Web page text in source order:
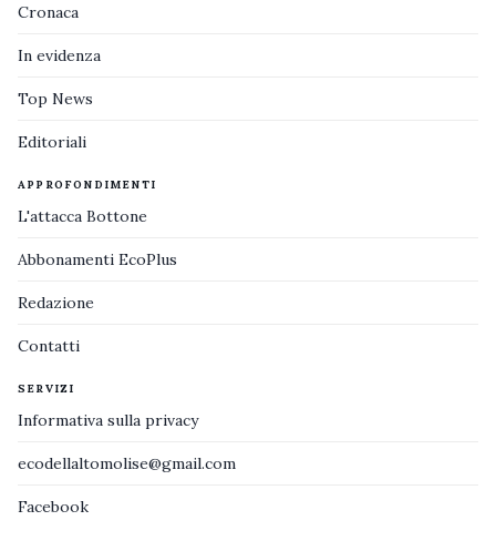
Cronaca
In evidenza
Top News
Editoriali
APPROFONDIMENTI
L'attacca Bottone
Abbonamenti EcoPlus
Redazione
Contatti
SERVIZI
Informativa sulla privacy
ecodellaltomolise@gmail.com
Facebook